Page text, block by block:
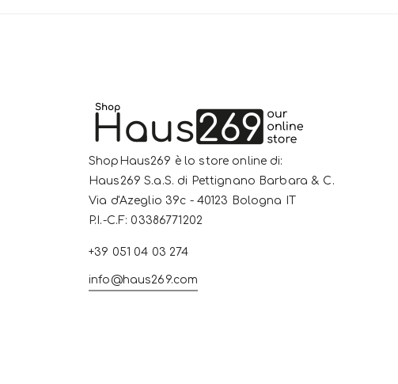
ShopHaus269 è lo store online di:
Haus269 S.a.S. di Pettignano Barbara & C.
Via d'Azeglio 39c - 40123 Bologna IT
P.I.-C.F: 03386771202
+39 051 04 03 274
info@haus269.com